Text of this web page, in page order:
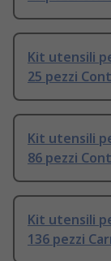
Kit utensili
25 pezzi
Kit utensili
86 pezzi
Kit utensili
136 pezzi